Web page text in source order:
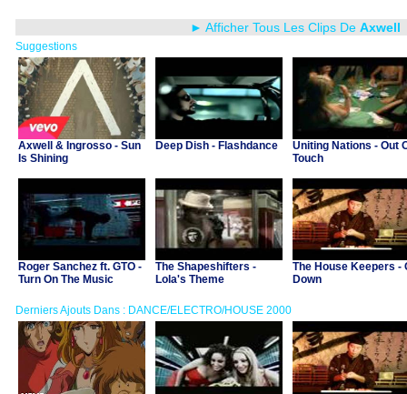
► Afficher Tous Les Clips De Axwell
Suggestions
Axwell & Ingrosso - Sun
Is Shining
Deep Dish - Flashdance
Uniting Nations - Out
Touch
Roger Sanchez ft. GTO -
Turn On The Music
The Shapeshifters -
Lola's Theme
The House Keepers -
Down
Derniers Ajouts Dans : DANCE/ELECTRO/HOUSE 2000